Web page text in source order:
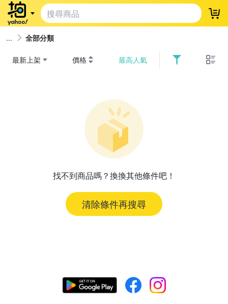
登
全部分類
最新上架 價格 最高人氣
找不到商品嗎？換換其他條件吧！
清除條件再搜尋